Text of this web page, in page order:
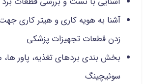
آشنا به هویه کاری و هیتر کاری
زدن قطعات تجهیزات پزشکی
بخش بندی بردهای تغذیه، پاور ها،
سوئیچینگ